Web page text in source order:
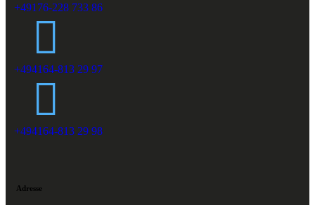
+49176-228 733 86
+494164-813 29 97
+494164-813 29 98
Adresse